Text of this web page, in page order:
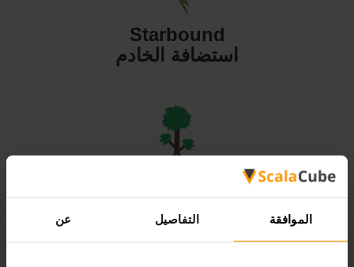
الموافقة التفاصيل عن
Starbound
استضافة الخادم
استضافة الخادم